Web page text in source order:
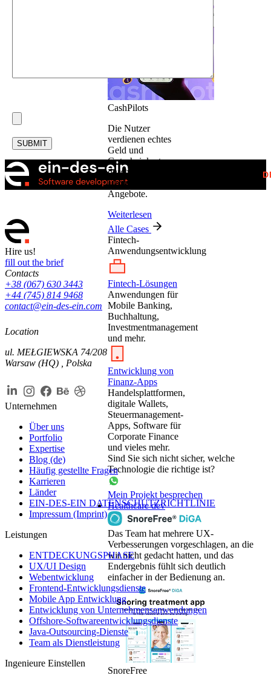
SUBMIT
CashPilots
Die Nutzer
verdienen echtes
Geld und
Gutscheinkarten
durch Spiele,
Umfragen und
Angebote.
Weiterlesen
Alle Cases
Fintech-
Anwendungsentwicklung
Fintech-Lösungen
Anwendungen für
Mobile Banking,
Buchhaltung,
Investmentmanagement
und mehr.
Entwicklung von
Finanz-Apps
Handelsplattformen,
digitale Wallets,
Steuer­management-
Apps, Software für
Corporate Finance
und vieles mehr.
Sind Sie sich nicht sicher, welche
Technologie die richtige ist?
Mein Projekt besprechen
Healthcare dev
Das Team hat mehrere UX-
Verbesserungen vorgeschlagen, an die
wir nicht gedacht hatten, und das
Endergebnis fühlt sich deutlich
einfacher in der Bedienung an.
SnoreFree
Hire us!
fill out the brief
Contacts
+38 (067) 630 3443
+44 (745) 814 9468
contact@ein-des-ein.com
Location
ul. MEŁGIEWSKA 74/208
Warsaw (HQ) , Polska
Unternehmen
Über uns
Portfolio
Expertise
Blog (de)
Häufig gestellte Fragen
Karrieren
Länder
EIN-DES-EIN DATENSCHUTZRICHTLINIE
Impressum (Imprint)
Leistungen
ENTDECKUNGSPHASE
UX/UI Design
Webentwicklung
Frontend-Entwicklungsdienste
Mobile App Entwicklung
Entwicklung von Unternehmensanwendungen
Offshore-Softwareentwicklungsdienste
Java-Outsourcing-Dienste
Team als Dienstleistung
Ingenieure Einstellen